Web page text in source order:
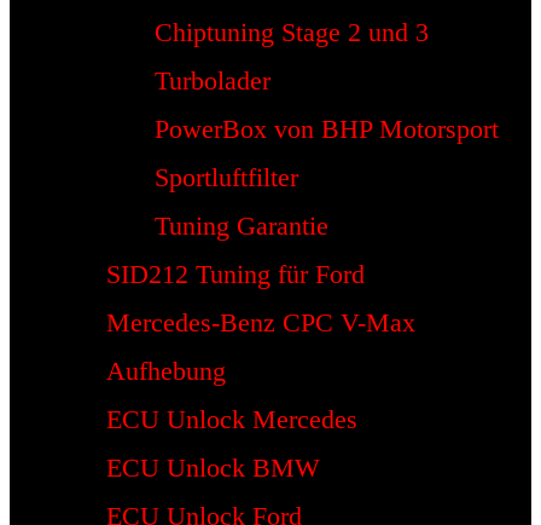
Chiptuning Stage 2 und 3
Turbolader
PowerBox von BHP Motorsport
Sportluftfilter
Tuning Garantie
SID212 Tuning für Ford
Mercedes-Benz CPC V-Max
Aufhebung
ECU Unlock Mercedes
ECU Unlock BMW
ECU Unlock Ford